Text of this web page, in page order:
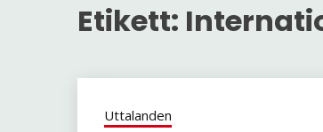
Etikett:
Uttalanden